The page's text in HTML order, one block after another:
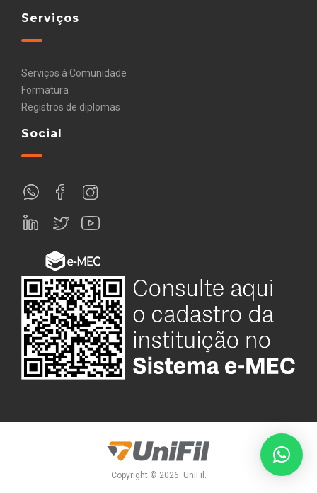
Serviços
Serviços à Comunidade
Formatura
Registros de diplomas
Social
Copyright © 2026. UniFil.